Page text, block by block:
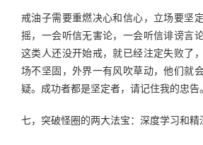
戒油子需要重燃决心和信心，立场要坚
摇，一会听信无害论，一会听信诽谤言
这类人还没开始戒，就已经注定失败了
场不坚固，外界一有风吹草动，他们就
疑。成功者都是坚定者，请记住我的忠告。
七，突破怪圈的两大法宝：深度学习和精